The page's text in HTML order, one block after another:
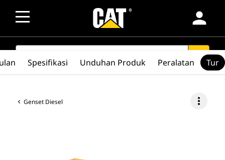
person
SEARCH search
Genset Diesel more_vert
Spesifikasi Unduhan Produk Peralatan Tur